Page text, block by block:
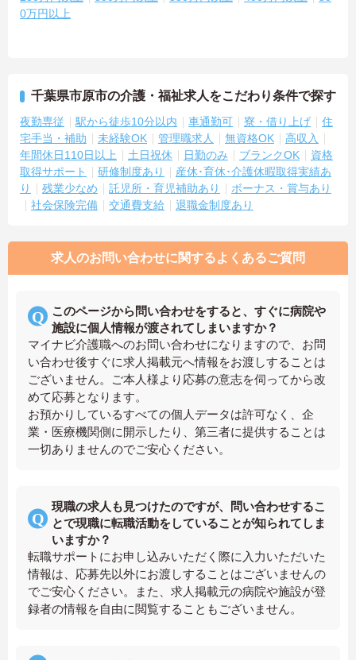
0万円以上
千葉県市原市の介護・福祉求人をこだわり条件で探す
夜勤専従 駅から徒歩10分以内 車通勤可 寮・借り上げ
住
宅手当・補助
未経験OK 管理職求人 無資格OK
高収入
年間休日110日以上
土日祝休 日勤のみ ブランクOK
資格
取得サポート
研修制度あり
産休･育休･介護休暇取得実績あ
り
残業少なめ 託児所・育児補助あり
ボーナス・賞与あり
社会保険完備
交通費支給 退職金制度あり
求人のお問い合わせに関するよくあるご質問
このページから問い合わせをすると、すぐに病院や
施設に個人情報が渡されてしまいますか？
マイナビ介護職へのお問い合わせになりますので、お問
い合わせ後すぐに求人掲載元へ情報をお渡しすることは
ございません。ご本人様より応募の意志を伺ってから改
めて応募となります。
お預かりしているすべての個人データは許可なく、企
業・医療機関側に開示したり、第三者に提供することは
一切ありませんのでご安心ください。
現職の求人も見つけたのですが、問い合わせするこ
とで現職に転職活動をしていることが知られてしま
いますか？
転職サポートにお申し込みいただく際に入力いただいた
情報は、応募先以外にお渡しすることはございませんの
でご安心ください。また、求人掲載元の病院や施設が登
録者の情報を自由に閲覧することもございません。